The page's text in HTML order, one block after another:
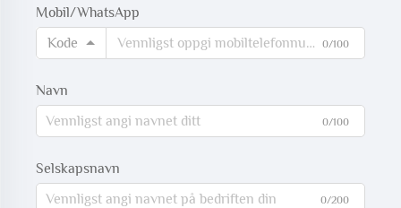
Mobil/WhatsApp
Kode
0/100
Navn
0/100
Selskapsnavn
0/200